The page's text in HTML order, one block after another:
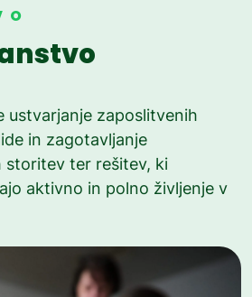
ustvarjanje zaposlitvenih
in zagotavljanje
storitev ter rešitev, ki
aktivno in polno življenje v